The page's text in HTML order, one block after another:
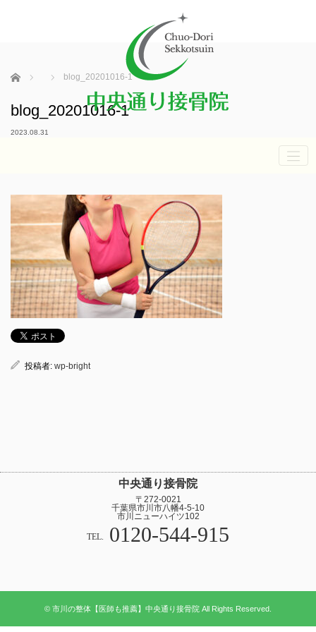
ホーム blog_20201016-1
blog_20201016-1
2023.08.31
投稿者: wp-bright
中央通り接骨院
〒272-0021
千葉県市川市八幡4-5-10
市川ニューハイツ102
TEL. 0120-544-915
© 市川の整体【医師も推薦】中央通り接骨院 All Rights Reserved.